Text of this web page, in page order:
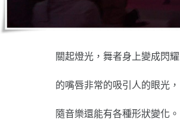
關起燈光，舞者身上變成閃耀
的嘴唇非常的吸引人的眼光，
隨音樂還能有各種形狀變化。